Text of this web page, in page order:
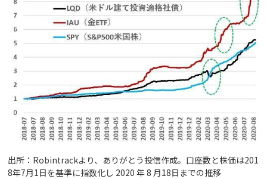
出所：Robintrackより、ありがとう投信作成。口座数と株価は201
8年7月1日を基準に指数化し 2020 年 8 月18日までの推移